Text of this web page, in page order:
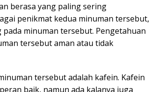
berasa yang paling sering
penikmat kedua minuman tersebut,
minuman tersebut. Pengetahuan
tersebut aman atau tidak
tersebut adalah kafein. Kafein
baik, namun ada kalanya juga